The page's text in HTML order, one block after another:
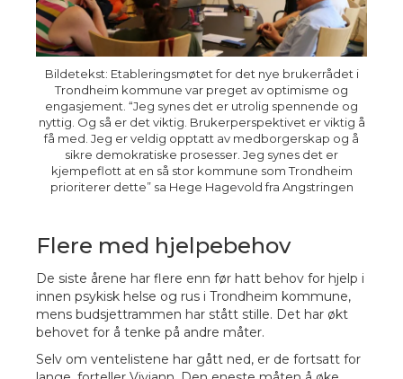
Bildetekst: Etableringsmøtet for det nye brukerrådet i
Trondheim kommune var preget av optimisme og
engasjement. “Jeg synes det er utrolig spennende og
nyttig. Og så er det viktig. Brukerperspektivet er viktig å
få med. Jeg er veldig opptatt av medborgerskap og å
sikre demokratiske prosesser. Jeg synes det er
kjempeflott at en så stor kommune som Trondheim
prioriterer dette” sa Hege Hagevold fra Angstringen
Flere med hjelpebehov
De siste årene har flere enn før hatt behov for hjelp i
innen psykisk helse og rus i Trondheim kommune,
mens budsjettrammen har stått stille. Det har økt
behovet for å tenke på andre måter.
Selv om ventelistene har gått ned, er de fortsatt for